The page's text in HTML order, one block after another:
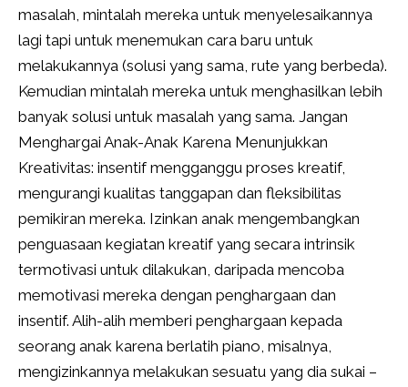
masalah, mintalah mereka untuk menyelesaikannya
lagi tapi untuk menemukan cara baru untuk
melakukannya (solusi yang sama, rute yang berbeda).
Kemudian mintalah mereka untuk menghasilkan lebih
banyak solusi untuk masalah yang sama. Jangan
Menghargai Anak-Anak Karena Menunjukkan
Kreativitas: insentif mengganggu proses kreatif,
mengurangi kualitas tanggapan dan fleksibilitas
pemikiran mereka. Izinkan anak mengembangkan
penguasaan kegiatan kreatif yang secara intrinsik
termotivasi untuk dilakukan, daripada mencoba
memotivasi mereka dengan penghargaan dan
insentif. Alih-alih memberi penghargaan kepada
seorang anak karena berlatih piano, misalnya,
mengizinkannya melakukan sesuatu yang dia sukai –